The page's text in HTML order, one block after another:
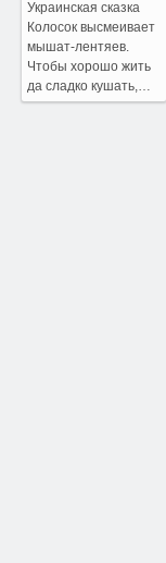
Украинская сказка
Колосок высмеивает
мышат-лентяев.
Чтобы хорошо жить
да сладко кушать,…